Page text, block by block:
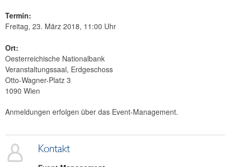
Termin:
Freitag, 23. März 2018, 11:00 Uhr
Ort:
Oesterreichische Nationalbank
Veranstaltungssaal, Erdgeschoss
Otto-Wagner-Platz 3
1090 Wien
Anmeldungen erfolgen über das Event-Management.
Kontakt